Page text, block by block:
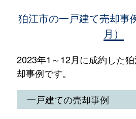
狛江市の一戸建て売却事
月）
2023年1～12月に成約した
却事例です。
一戸建ての売却事例